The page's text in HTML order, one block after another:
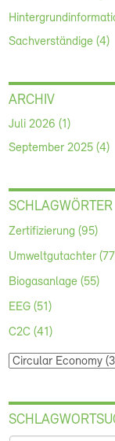
Sachverständige (4)
ARCHIV
Juli 2026 (1)
September 2025 (4)
SCHLAGWÖRTER
Zertifizierung (95)
Umweltgutachter
Biogasanlage (55)
EEG (51)
C2C (41)